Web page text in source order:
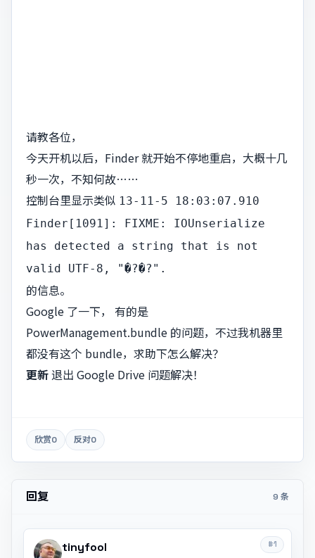
请教各位，
今天开机以后，Finder 就开始不停地重启，大概十几
秒一次，不知何故……
控制台里显示类似 13-11-5 18:03:07.910
Finder[1091]: FIXME: IOUnserialize
has detected a string that is not
valid UTF-8, "�?�?".
的信息。
Google 了一下， 有的是
PowerManagement.bundle 的问题，不过我机器里
都没有这个 bundle，求助下怎么解决？
更新退出 Google Drive 问题解决！
欣赏0 反对0
回复 9 条
#1
tinyfool